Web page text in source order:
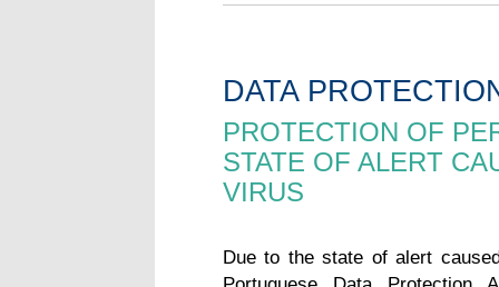
DATA
PROTECTION OF
STATE OF ALERT
VIRUS
Due to the state of alert